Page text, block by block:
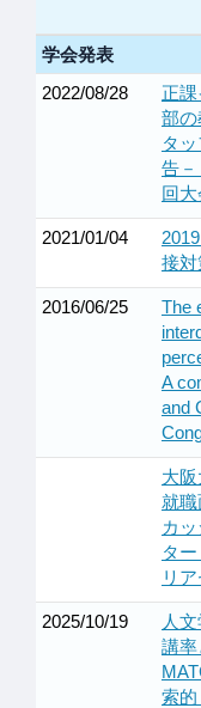
学会発表
2022/08/28
正
部の
タ
告
回大
2021/01/04
接
2016/06/25
The
A
and
大
就職
カ
タ
リ
2025/10/19
人
講
索